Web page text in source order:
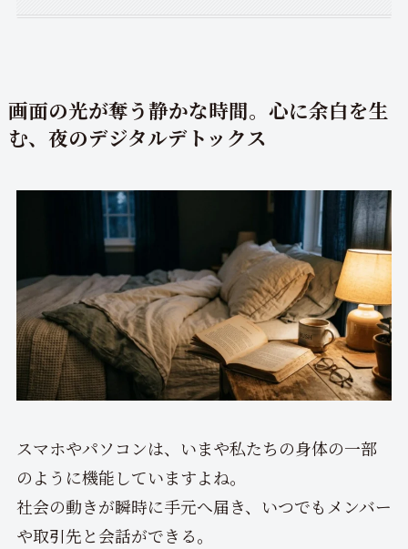
画面の光が奪う静かな時間。心に余白を生
む、夜のデジタルデトックス
スマホやパソコンは、いまや私たちの身体の一部
のように機能していますよね。
社会の動きが瞬時に手元へ届き、いつでもメンバー
や取引先と会話ができる。